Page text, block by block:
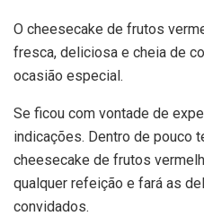
O cheesecake de frutos
fresca, deliciosa e cheia de
ocasião especial.
Se ficou com vontade de
indicações. Dentro de pouco
cheesecake de frutos
qualquer refeição e fará as
convidados.